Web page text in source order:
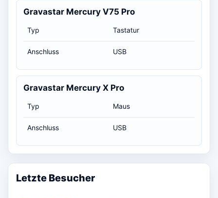
Gravastar Mercury V75 Pro
Typ Tastatur
Anschluss USB
Gravastar Mercury X Pro
Typ Maus
Anschluss USB
Letzte Besucher